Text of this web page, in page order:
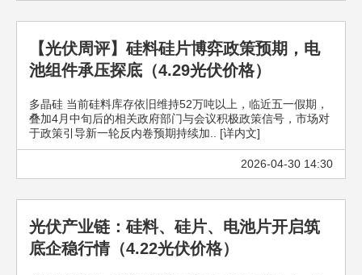
【光伏周评】硅料硅片博弈政策预期，电
池组件承压探底（4.29光伏价格）
多晶硅 当前硅料库存依旧维持52万吨以上，临近五一假期，
叠加4月中旬后的相关政府部门与会议积极政策信号，市场对
于政策引导新一轮反内卷预期持续加.. [详内文]
2026-04-30 14:30
光伏产业链：硅料、硅片、电池片开启筑
底企稳行情（4.22光伏价格）